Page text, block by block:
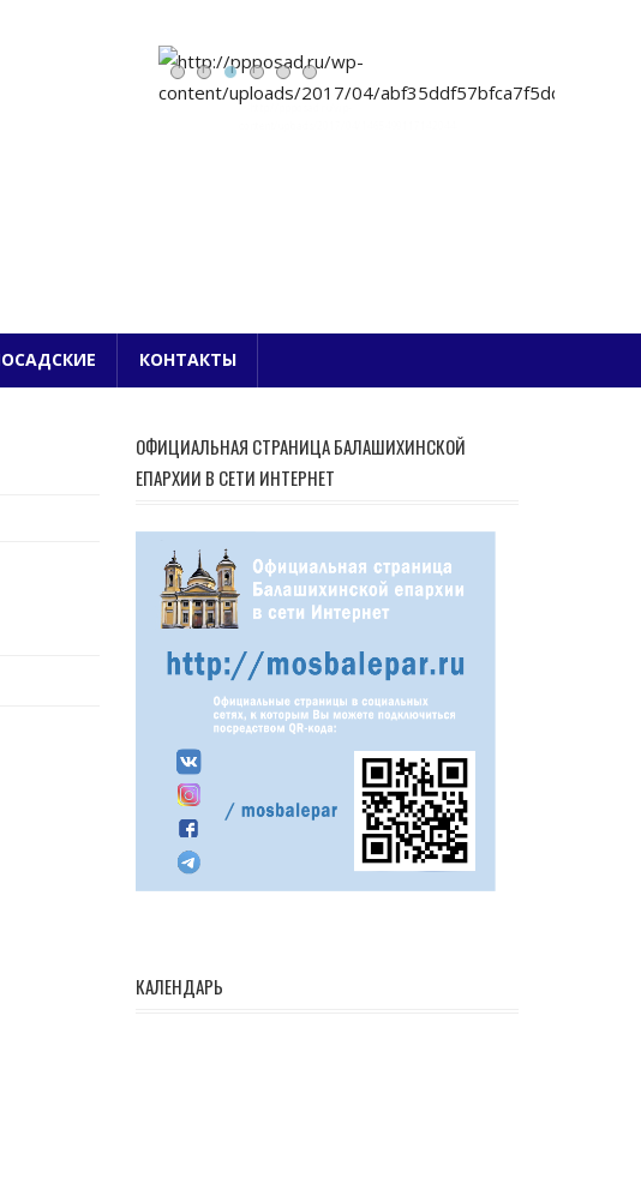
БЛАГОЧИНИЕ
КОНТАКТЫ
ОФИЦИАЛЬНАЯ СТРАНИЦА БАЛАШИХИНСКОЙ
ЕПАРХИИ В СЕТИ ИНТЕРНЕТ
КАЛЕНДАРЬ